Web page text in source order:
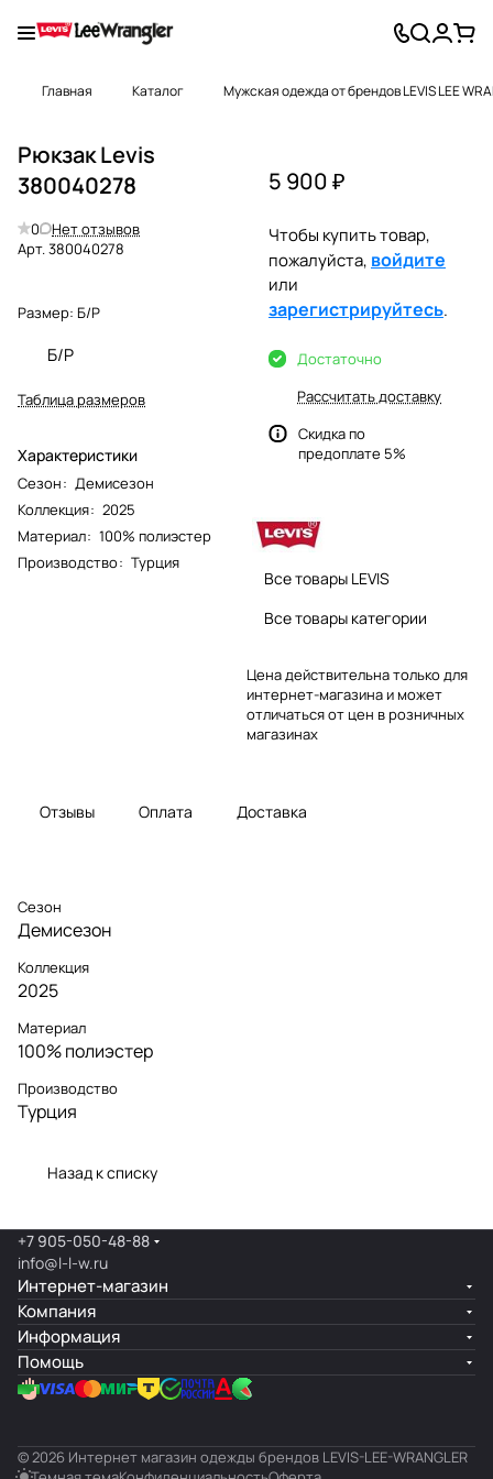
Главная Каталог Мужская одежда от брендов LEVIS LEE
Рюкзак Levis
380040278
0
Нет отзывов
Арт.380040278
Размер: Б/Р
Б/Р
Таблица размеров
Характеристики
Сезон: Демисезон
Коллекция: 2025
Материал: 100% полиэстер
Производство: Турция
5 900 ₽
Чтобы купить товар,
пожалуйста, войдите
или
зарегистрируйтесь.
Достаточно
Рассчитать доставку
Скидка по
предоплате 5%
Все товары LEVIS
Все товары категории
Цена действительна только для
интернет-магазина и может
отличаться от цен в розничных
магазинах
Отзывы Оплата Доставка
Сезон
Демисезон
Коллекция
2025
Материал
100% полиэстер
Производство
Турция
Назад к списку
+7 905-050-48-88
info@l-l-w.ru
Интернет-магазин
Компания
Информация
Помощь
© 2026 Интернет магазин одежды брендов LEVIS-LEE-WRANGLER